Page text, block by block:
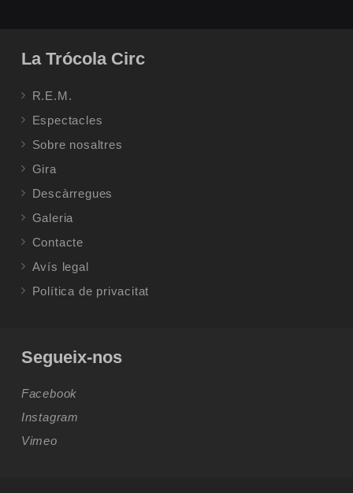
La Trócola Circ
R.E.M.
Espectacles
Sobre nosaltres
Gira
Descàrregues
Galeria
Contacte
Avís legal
Política de privacitat
Segueix-nos
Facebook
Instagram
Vimeo